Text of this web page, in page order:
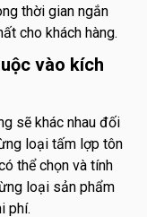
thời gian ngắn
cho khách hàng.
vào kích
sẽ khác nhau đối
loại tấm lợp tôn
thể chọn và tính
loại sản phẩm
phí.